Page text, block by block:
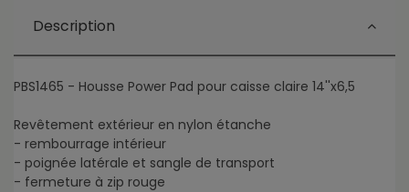
Description
PBS1465 - Housse Power Pad pour caisse claire 14''x6,5
Revêtement extérieur en nylon étanche
- rembourrage intérieur
- poignée latérale et sangle de transport
- fermeture à zip rouge